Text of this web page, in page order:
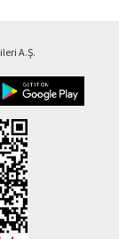
A.Ş.